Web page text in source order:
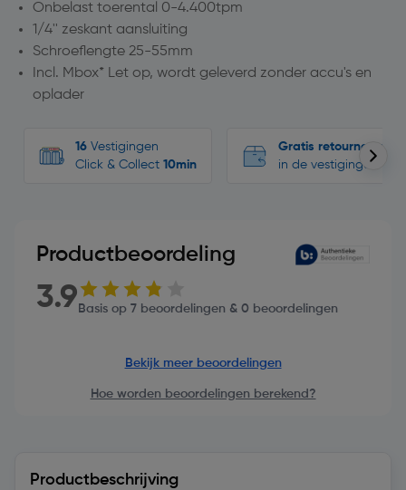
Onbelast toerental 0-4.400tpm
1/4'' zeskant aansluiting
Schroeflengte 25-55mm
Incl. Mbox* Let op, wordt geleverd zonder accu's en
oplader
16 Vestigingen
Click & Collect 10min
Gratis retourneren
in de vestigingen
Productbeoordeling
3.9 Basis op 7 beoordelingen & 0 beoordelingen
Bekijk meer beoordelingen
Hoe worden beoordelingen berekend?
Productbeschrijving